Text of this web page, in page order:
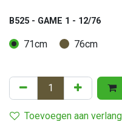
B525 - GAME 1 - 12/76
71cm 76cm
Toevoegen aan